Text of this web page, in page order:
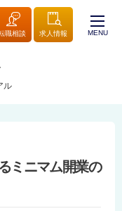
職相談 求人情報 MENU
ル
ミニマム開業の